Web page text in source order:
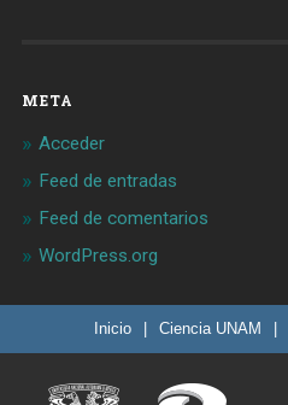
META
Acceder
Feed de entradas
Feed de comentarios
WordPress.org
Inicio | Ciencia UNAM |